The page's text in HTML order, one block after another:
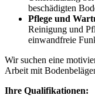
beschädigten
Pflege und
Reinigung und
einwandfreie
Wir suchen eine
Arbeit mit
Ihre Qualifikationen: